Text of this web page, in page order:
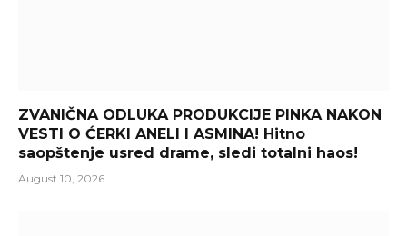
ZVANIČNA ODLUKA PRODUKCIJE PINKA NAKON
VESTI O ĆERKI ANELI I ASMINA! Hitno
saopštenje usred drame, sledi totalni haos!
August 10, 2026